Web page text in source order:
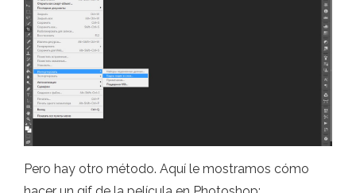
Pero hay otro método. Aquí le mostramos cómo